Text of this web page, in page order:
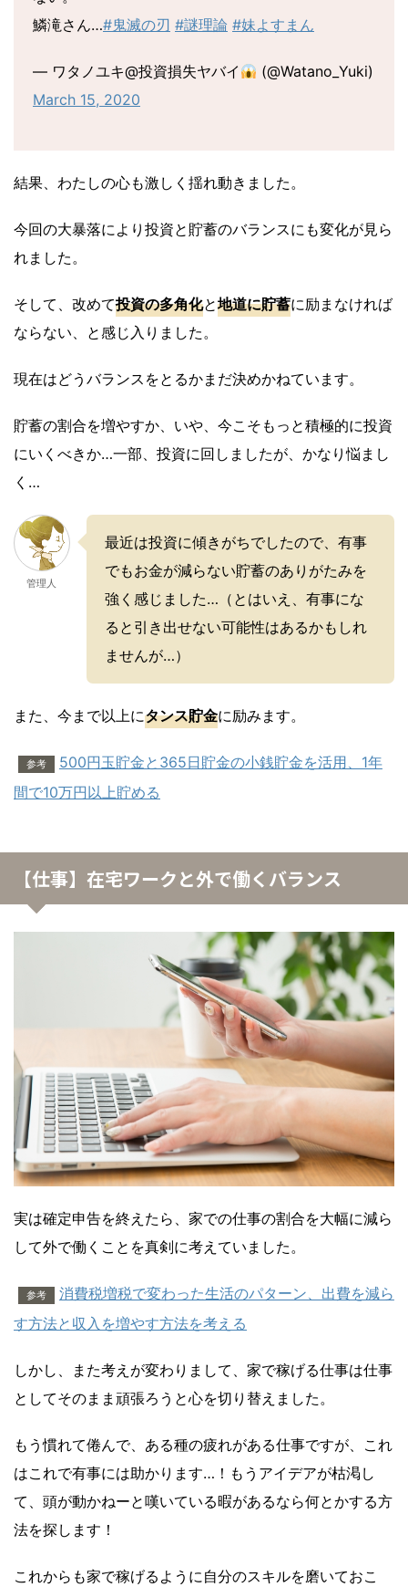
鱗滝さん…#鬼滅の刃 #謎理論 #妹よすまん
— ワタノユキ@投資損失ヤバイ
(@Watano_Yuki)
March 15, 2020
結果、わたしの心も激しく揺れ動きました。
今回の大暴落により投資と貯蓄のバランスにも変化が見ら
れました。
そして、改めて投資の多角化と地道に貯蓄に励まなければ
ならない、と感じ入りました。
現在はどうバランスをとるかまだ決めかねています。
貯蓄の割合を増やすか、いや、今こそもっと積極的に投資
にいくべきか…一部、投資に回しましたが、かなり悩まし
く…
管理人
最近は投資に傾きがちでしたので、有事
でもお金が減らない貯蓄のありがたみを
強く感じました…（とはいえ、有事にな
ると引き出せない可能性はあるかもしれ
ませんが…）
また、今まで以上にタンス貯金に励みます。
参考
500円玉貯金と365日貯金の小銭貯金を活用、1年
間で10万円以上貯める
【仕事】在宅ワークと外で働くバランス
実は確定申告を終えたら、家での仕事の割合を大幅に減ら
して外で働くことを真剣に考えていました。
参考
消費税増税で変わった生活のパターン、出費を減ら
す方法と収入を増やす方法を考える
しかし、また考えが変わりまして、家で稼げる仕事は仕事
としてそのまま頑張ろうと心を切り替えました。
もう慣れて倦んで、ある種の疲れがある仕事ですが、これ
はこれで有事には助かります…！もうアイデアが枯渇し
て、頭が動かねーと嘆いている暇があるなら何とかする方
法を探します！
これからも家で稼げるように自分のスキルを磨いておこ